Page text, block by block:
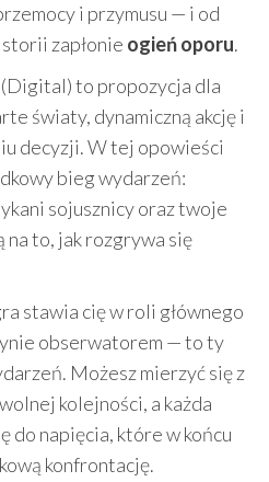
i przymusu — i od
zapłonie ogień oporu.
to propozycja dla
światy, dynamiczną akcję i
decyzji. W tej opowieści
bieg wydarzeń:
sojusznicy oraz twoje
to, jak rozgrywa się
stawia cię w roli głównego
obserwatorem — to ty
Możesz mierzyć się z
kolejności, a każda
do napięcia, które w końcu
konfrontację.